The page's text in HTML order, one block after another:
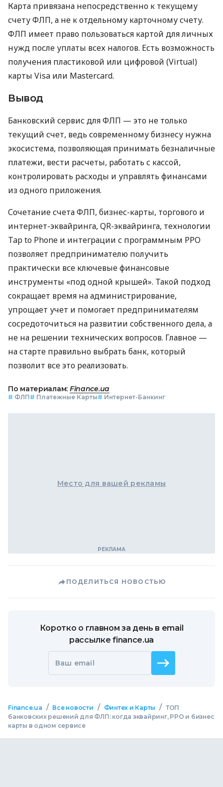
Карта привязана непосредственно к текущему
счету ФЛП, а не к отдельному карточному счету.
ФЛП имеет право пользоваться картой для личных
нужд после уплаты всех налогов. Есть возможность
получения пластиковой или цифровой (Virtual)
карты Visa или Mastercard.
Вывод
Банковский сервис для ФЛП — это не только
текущий счет, ведь современному бизнесу нужна
экосистема, позволяющая принимать безналичные
платежи, вести расчеты, работать с кассой,
контролировать расходы и управлять финансами
из одного приложения.
Сочетание счета ФЛП, бизнес-карты, торгового и
интернет-эквайринга, QR-эквайринга, технологии
Tap to Phone и интеграции с программным РРО
позволяет предпринимателю получить
практически все ключевые финансовые
инструменты «под одной крышей». Такой подход
сокращает время на администрирование,
упрощает учет и помогает предпринимателям
сосредоточиться на развитии собственного дела, а
не на решении технических вопросов. Главное —
на старте правильно выбрать банк, который
позволит все это реализовать.
По материалам: Finance.ua
# ФЛП# Платежные Карты# Интернет-Банкинг
Место для вашей рекламы
ПОДЕЛИТЬСЯ НОВОСТЬЮ
Коротко о главном за день в email
рассылке finance.ua
Ваш email
Finance.ua / Все новости / Финтех и Карты / ТОП
банковских решений для ФЛП: когда эквайринг, РРО и бизнес
карты в одном сервисе